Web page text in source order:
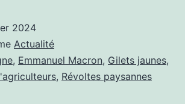
2024
Actualité
, Emmanuel Macron, Gilets jaunes,
, Révoltes paysannes